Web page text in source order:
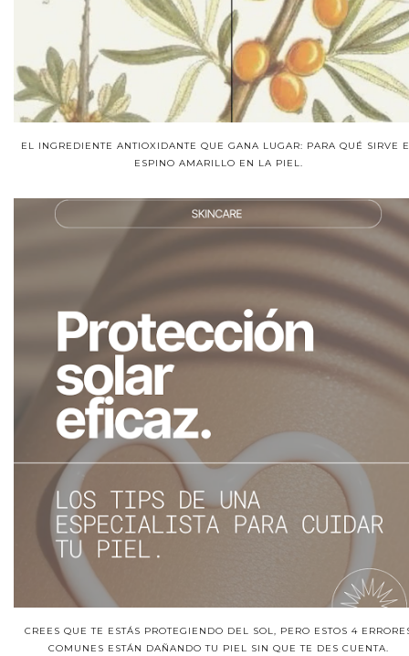
EL INGREDIENTE ANTIOXIDANTE QUE GANA LUGAR: PARA QUÉ SIRVE
ESPINO AMARILLO EN LA PIEL.
CREES QUE TE ESTÁS PROTEGIENDO DEL SOL, PERO ESTOS 4
COMUNES ESTÁN DAÑANDO TU PIEL SIN QUE TE DES CUENTA.